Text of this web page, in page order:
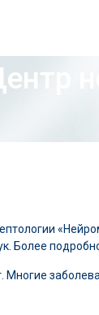
Более
Многие